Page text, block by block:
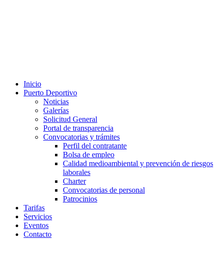
Inicio
Puerto Deportivo
Noticias
Galerías
Solicitud General
Portal de transparencia
Convocatorias y trámites
Perfil del contratante
Bolsa de empleo
Calidad medioambiental y prevención de riesgos
laborales
Charter
Convocatorias de personal
Patrocinios
Tarifas
Servicios
Eventos
Contacto